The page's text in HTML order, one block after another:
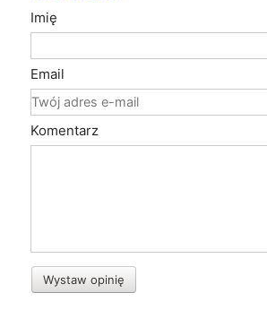
Imię
Email
Komentarz
Wystaw opinię